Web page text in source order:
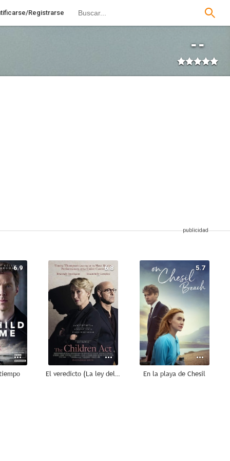
Registrarse
--
6.9 6.8
El veredicto (La ley del menor)
5.7
En la playa de Chesil